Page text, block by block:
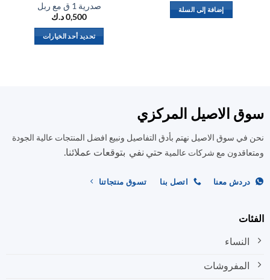
إضافة إلى السلة
صدرية 1 ق مع ربل
0,500د.ك
تحديد أحد الخيارات
يمكن
اختيار
الاصيل المركزي
سوق الاصيل نهتم بأدق التفاصيل ونبيع افضل المنتجات عالية الجودة
مع شركات عالميةحتي نفي بتوقعات عملائنا.
دردش معنا اتصل بنا تسوق منتجاتنا
النساء
المفروشات